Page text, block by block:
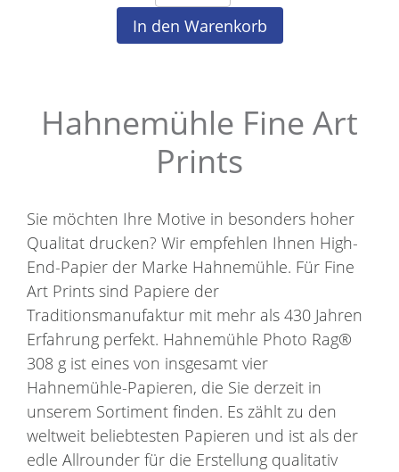
Hahnemühle Fine Art
Prints
Sie möchten Ihre Motive in besonders hoher
Qualitat drucken? Wir empfehlen Ihnen High-
End-Papier der Marke Hahnemühle. Für Fine
Art Prints sind Papiere der
Traditionsmanufaktur mit mehr als 430 Jahren
Erfahrung perfekt. Hahnemühle Photo Rag®
308 g ist eines von insgesamt vier
Hahnemühle-Papieren, die Sie derzeit in
unserem Sortiment finden. Es zählt zu den
weltweit beliebtesten Papieren und ist als der
edle Allrounder für die Erstellung qualitativ